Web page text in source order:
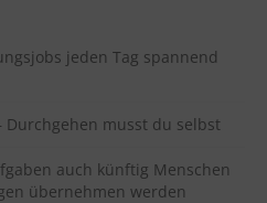
jeden Tag spannend
musst du selbst
auch künftig Menschen
übernehmen werden